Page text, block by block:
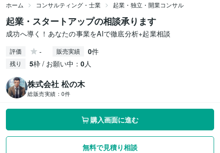
ホーム コンサルティング・士業 起業・独立・開業コンサル
起業・スタートアップの相談承ります
成功へ導く！あなたの事業をAIで徹底分析+起業相談
評価 - 販売実績 0件
残り 5枠 / お願い中： 0人
株式会社 松の木
総販売実績： 0件
購入画面に進む
無料で見積り相談